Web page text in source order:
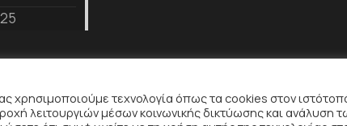
Reserved |Όροι Χρήσης|Πολιτική Απορρήτου
χρησιμοποιούμε τεχνολογία όπως τα cookies στον
λειτουργιών μέσων κοινωνικής δικτύωσης και ανάλυση